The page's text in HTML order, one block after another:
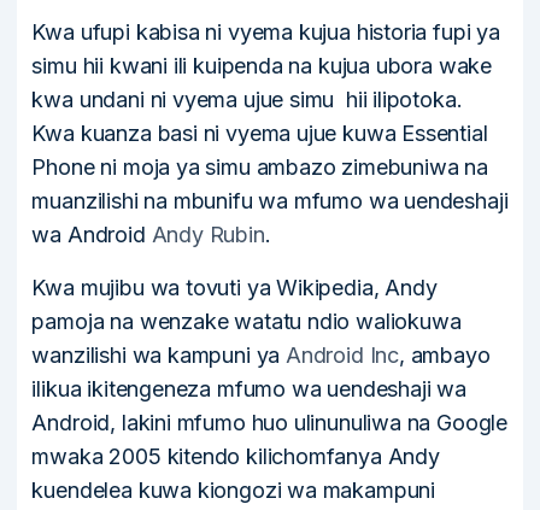
Kwa ufupi kabisa ni vyema kujua historia fupi ya
simu hii kwani ili kuipenda na kujua ubora wake
kwa undani ni vyema ujue simu hii ilipotoka.
Kwa kuanza basi ni vyema ujue kuwa Essential
Phone ni moja ya simu ambazo zimebuniwa na
muanzilishi na mbunifu wa mfumo wa uendeshaji
wa Android Andy Rubin.
Kwa mujibu wa tovuti ya Wikipedia, Andy
pamoja na wenzake watatu ndio waliokuwa
wanzilishi wa kampuni ya Android Inc, ambayo
ilikua ikitengeneza mfumo wa uendeshaji wa
Android, lakini mfumo huo ulinunuliwa na Google
mwaka 2005 kitendo kilichomfanya Andy
kuendelea kuwa kiongozi wa makampuni